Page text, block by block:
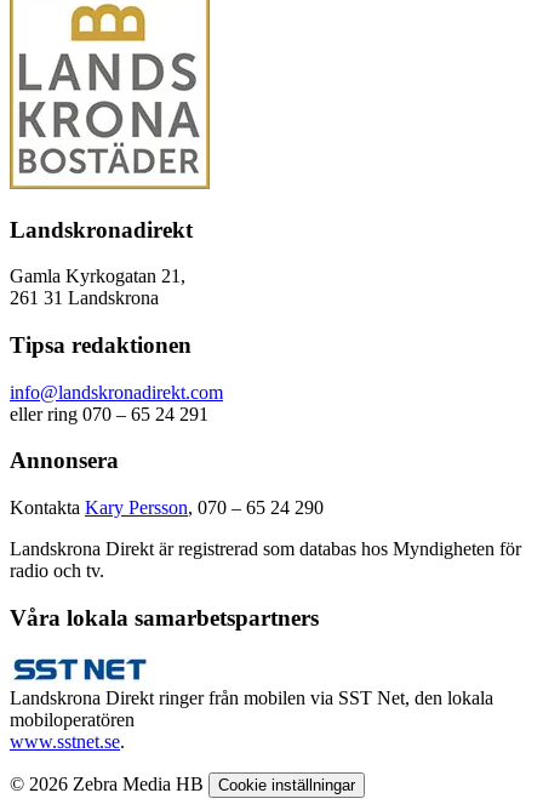
Landskronadirekt
Gamla Kyrkogatan 21,
261 31 Landskrona
Tipsa redaktionen
info@landskronadirekt.com
eller ring 070 – 65 24 291
Annonsera
Kontakta Kary Persson, 070 – 65 24 290
Landskrona Direkt är registrerad som databas hos Myndigheten för
radio och tv.
Våra lokala samarbetspartners
Landskrona Direkt ringer från mobilen via SST Net, den lokala
mobiloperatören
www.sstnet.se.
© 2026 Zebra Media HB Cookie inställningar